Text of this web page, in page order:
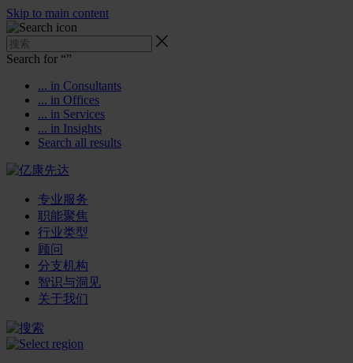
Skip to main content
Search for “”
... in Consultants
... in Offices
... in Services
... in Insights
Search all results
专业服务
职能聚焦
行业类型
顾问
分支机构
智识与洞见
关于我们